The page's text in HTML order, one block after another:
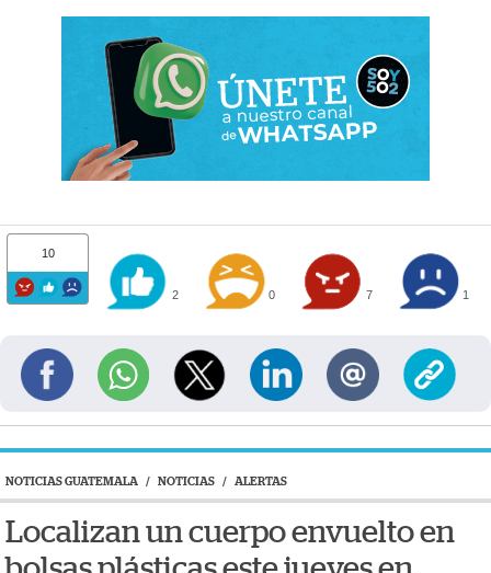
10
2 0 7 1
NOTICIAS GUATEMALA / NOTICIAS / ALERTAS
Localizan un cuerpo envuelto en